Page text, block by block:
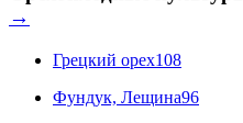
→
Грецкий орех108
Фундук, Лещина96